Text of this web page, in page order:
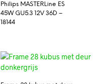
Philips MASTERLine ES
45W GU5.3 12V 36D –
18144